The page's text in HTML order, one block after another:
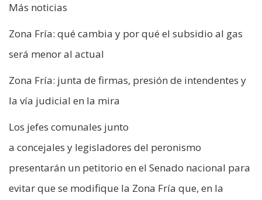
Más noticias
Zona Fría: qué cambia y por qué el subsidio al gas
será menor al actual
Zona Fría: junta de firmas, presión de intendentes y
la vía judicial en la mira
Los jefes comunales junto
a concejales y legisladores del peronismo
presentarán un petitorio en el Senado nacional para
evitar que se modifique la Zona Fría que, en la